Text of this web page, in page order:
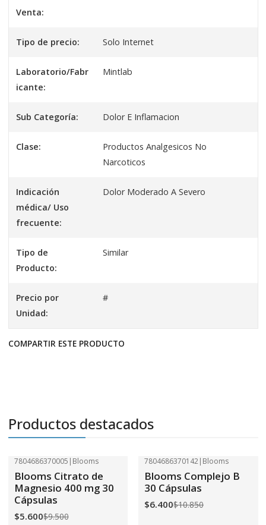
Venta:
Tipo de precio: Solo Internet
Laboratorio/Fabr
icante:
Mintlab
Sub Categoría: Dolor E Inflamacion
Clase:
Productos Analgesicos No
Narcoticos
Indicación
médica/ Uso
frecuente:
Dolor Moderado A Severo
Tipo de
Producto:
Similar
Precio por
Unidad:
#
COMPARTIR ESTE PRODUCTO
Productos destacados
7804686370005 | Blooms
Blooms Citrato de
Magnesio 400 mg 30
Cápsulas
$5.600$9.500
7804686370142| Blooms
Blooms Complejo B
30 Cápsulas
$6.400$10.850